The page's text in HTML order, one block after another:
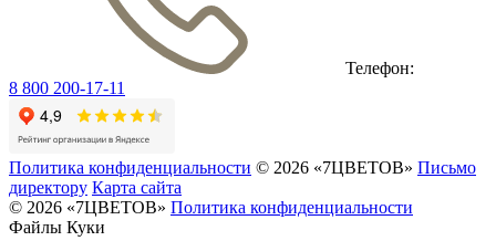
Телефон:
8 800 200-17-11
Политика конфиденциальности © 2026 «7ЦВЕТОВ» Письмо
директору Карта сайта
© 2026 «7ЦВЕТОВ» Политика конфиденциальности
Файлы Куки